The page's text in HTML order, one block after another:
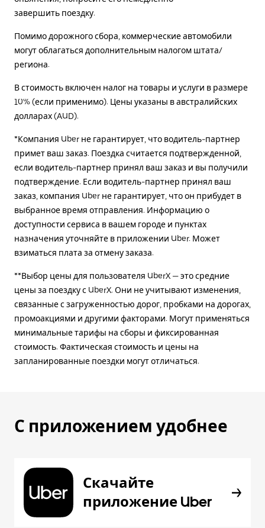
завершить поездку.
Помимо дорожного сбора, коммерческие автомобили
могут облагаться дополнительным налогом штата/
региона.
В стоимость включен налог на товары и услуги в размере
10% (если применимо). Цены указаны в австралийских
долларах (AUD).
*Компания Uber не гарантирует, что водитель-партнер
примет ваш заказ. Поездка считается подтвержденной,
если водитель-партнер принял ваш заказ и вы получили
подтверждение. Если водитель-партнер принял ваш
заказ, компания Uber не гарантирует, что он прибудет в
выбранное время отправления. Информацию о
доступности сервиса в вашем городе и пунктах
назначения уточняйте в приложении Uber. Может
взиматься плата за отмену заказа.
**Выбор цены для пользователя UberX — это средние
цены за поездку с UberX. Они не учитывают изменения,
связанные с загруженностью дорог, пробками на дорогах,
промоакциями и другими факторами. Могут применяться
минимальные тарифы на сборы и фиксированная
стоимость. Фактическая стоимость и цены на
запланированные поездки могут отличаться.
С приложением удобнее
Скачайте
приложение Uber